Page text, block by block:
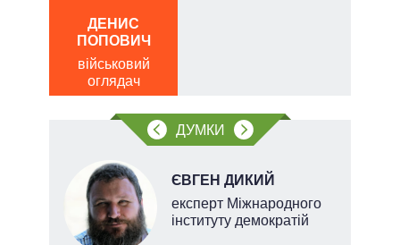
ДЕНИС
ПОПОВИЧ
військовий
оглядач
ДУМКИ
ЄВГЕН ДИКИЙ
експерт Міжнародного
інституту демократій